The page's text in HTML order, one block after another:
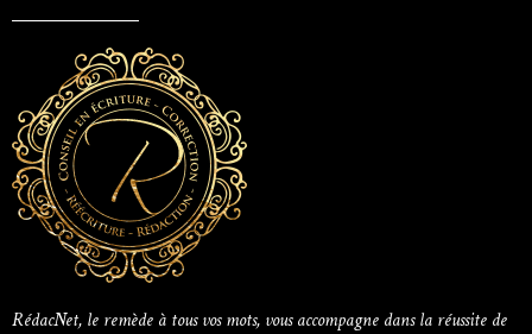
RédacNet, le remède à tous vos mots, vous accompagne dans la réussite de